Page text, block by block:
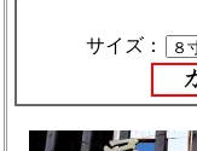
サイズ：